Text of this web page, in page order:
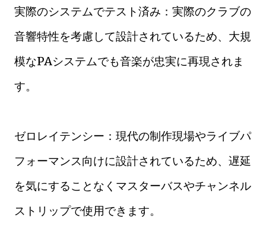
実際のシステムでテスト済み：実際のクラブの
音響特性を考慮して設計されているため、大規
模なPAシステムでも音楽が忠実に再現されま
す。
ゼロレイテンシー：現代の制作現場やライブパ
フォーマンス向けに設計されているため、遅延
を気にすることなくマスターバスやチャンネル
ストリップで使用できます。